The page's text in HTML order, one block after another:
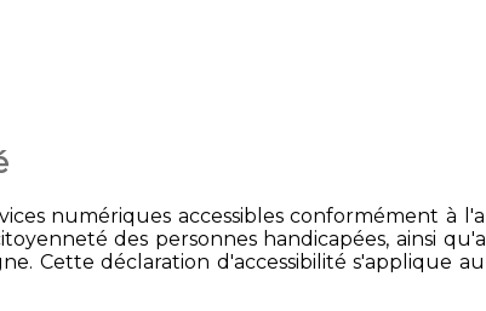
numériques accessibles conformément à
des personnes handicapées, ainsi
Cette déclaration d'accessibilité s'applique